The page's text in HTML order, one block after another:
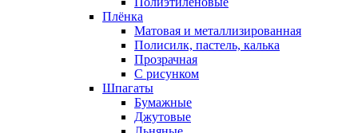
Плёнка
Матовая и металлизированная
Полисилк, пастель, калька
Прозрачная
С рисунком
Шпагаты
Бумажные
Джутовые